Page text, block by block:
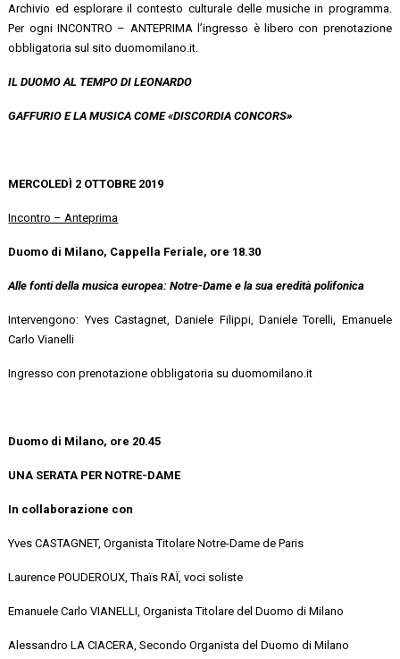
Archivio ed esplorare il contesto culturale delle musiche in programma.
Per ogni INCONTRO – ANTEPRIMA l’ingresso è libero con prenotazione
obbligatoria sul sito duomomilano.it.
IL DUOMO AL TEMPO DI LEONARDO
GAFFURIO E LA MUSICA COME «DISCORDIA CONCORS»
MERCOLEDÌ 2 OTTOBRE 2019
Incontro – Anteprima
Duomo di Milano, Cappella Feriale, ore 18.30
Alle fonti della musica europea: Notre-Dame e la sua eredità polifonica
Intervengono: Yves Castagnet, Daniele Filippi, Daniele Torelli, Emanuele
Carlo Vianelli
Ingresso con prenotazione obbligatoria su duomomilano.it
Duomo di Milano, ore 20.45
UNA SERATA PER NOTRE-DAME
In collaborazione con
Yves CASTAGNET, Organista Titolare Notre-Dame de Paris
Laurence POUDEROUX, Thaïs RAÏ, voci soliste
Emanuele Carlo VIANELLI, Organista Titolare del Duomo di Milano
Alessandro LA CIACERA, Secondo Organista del Duomo di Milano